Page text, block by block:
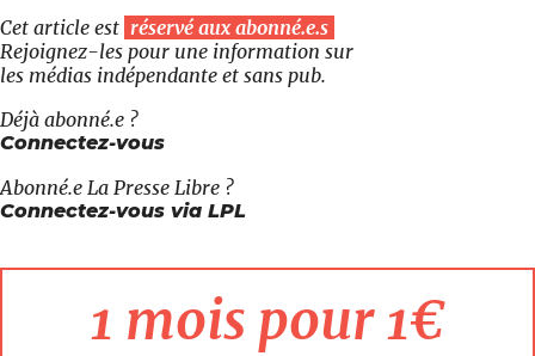
Cet article est réservé aux abonné.e.s
Rejoignez-les pour une information sur
les médias indépendante et sans pub.
Déjà abonné.e ?
Connectez-vous
Abonné.e La Presse Libre ?
Connectez-vous via LPL
1 mois pour 1€